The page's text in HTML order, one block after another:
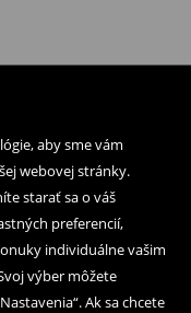
aby sme vám
webovej stránky.
starať sa o váš
preferencií,
individuálne vašim
výber môžete
Ak sa chcete